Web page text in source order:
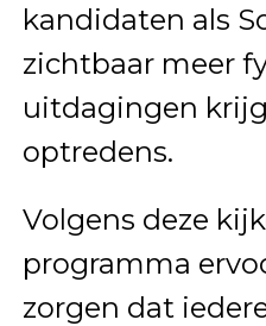
kandidaten als
zichtbaar meer
uitdagingen
optredens.
Volgens deze
programma
zorgen dat